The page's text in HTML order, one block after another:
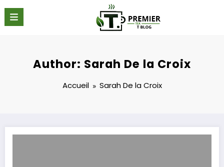
contenu
Author: Sarah De la Croix
Accueil Sarah De la Croix